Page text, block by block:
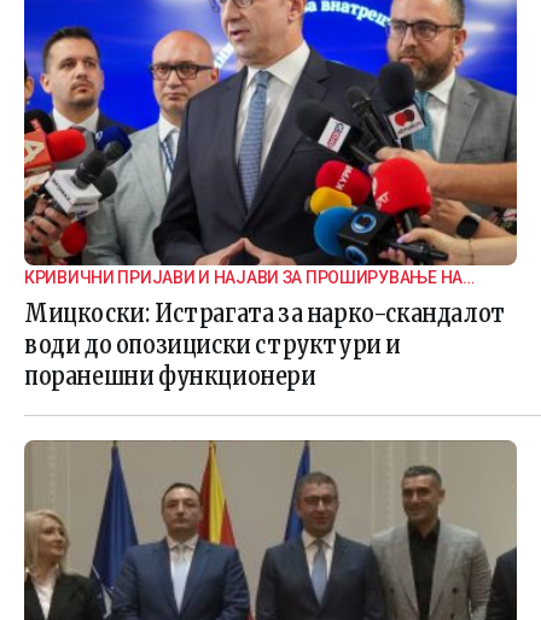
КРИВИЧНИ ПРИЈАВИ И НАЈАВИ ЗА ПРОШИРУВАЊЕ НА
ИСТРАГАТА
Мицкоски: Истрагата за нарко-скандалот
води до опозициски структури и
поранешни функционери